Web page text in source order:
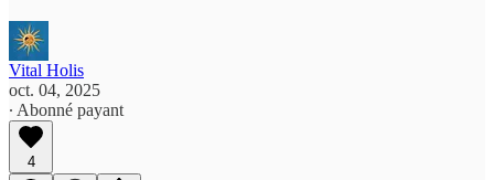
Vital Holis
oct. 04, 2025
∙ Abonné payant
4